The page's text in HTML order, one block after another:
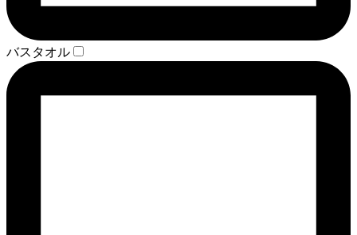
バスタオル